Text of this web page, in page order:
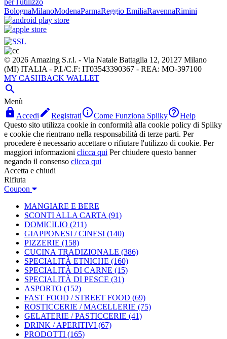
per l'utilizzo
BolognaMilanoModenaParmaReggio EmiliaRavennaRimini
© 2026 Amazing S.r.l. - Via Natale Battaglia 12, 20127 Milano
(MI) ITALIA - P.I./C.F: IT03543390367 - REA: MO-397100
MY CASHBACK WALLET

Menù
 Accedi RegistratiCome Funziona SpiikyHelp
Questo sito utilizza cookie in conformità alla cookie policy di Spiiky
e cookie che rientrano nella responsabilità di terze parti. Per
procedere è necessario accettare o rifiutare l'utilizzo di cookie. Per
maggiori informazioni clicca qui Per chiudere questo banner
negando il consenso clicca qui
Accetta e chiudi
Rifiuta
Coupon
MANGIARE E BERE
SCONTI ALLA CARTA (91)
DOMICILIO (211)
GIAPPONESI / CINESI (140)
PIZZERIE (158)
CUCINA TRADIZIONALE (386)
SPECIALITÀ ETNICHE (160)
SPECIALITÀ DI CARNE (15)
SPECIALITÀ DI PESCE (31)
ASPORTO (152)
FAST FOOD / STREET FOOD (69)
ROSTICCERIE / MACELLERIE (75)
GELATERIE / PASTICCERIE (41)
DRINK / APERITIVI (67)
PRODOTTI (165)